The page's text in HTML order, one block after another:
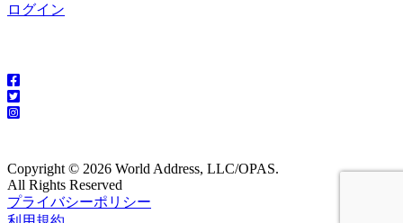
ログイン
Copyright © 2026 World Address, LLC/OPAS.
All Rights Reserved
プライバシーポリシー